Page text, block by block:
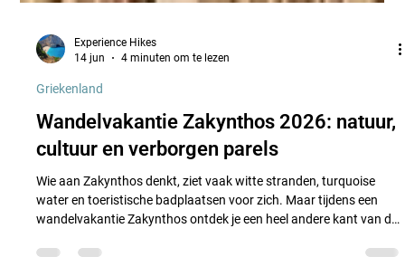
14 jun
4 minuten om te lezen
Griekenland
Wandelvakantie Zakynthos 2026: natuur,